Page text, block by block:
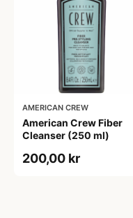
AMERICAN CREW
American Crew Fiber
Cleanser (250 ml)
200,00 kr